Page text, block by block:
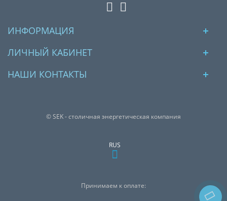
ИНФОРМАЦИЯ
ЛИЧНЫЙ КАБИНЕТ
НАШИ КОНТАКТЫ
© SEK - столичная энергетическая компания
RUS
Принимаем к оплате: